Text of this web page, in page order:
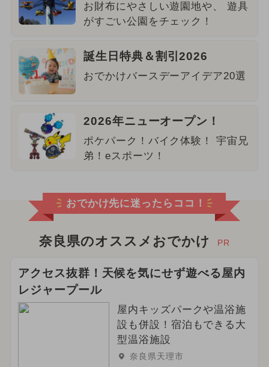
お財布にやさしい遊園地や、 遊具
がすごい公園をチェック！
誕生日特典＆割引2026
おでかけバースデーアイデア20選
2026年ニューオープン！
ポケパーク！バイク体験！ 宇宙兄
弟！eスポーツ！
おでかけ先に迷ったらココ！
奈良県のオススメおでかけ PR
アクセス抜群！天候を気にせず遊べる屋内
レジャープール
屋内キッズパークや温浴施
設も併設！宿泊もできる大
型温浴施設
奈良県天理市